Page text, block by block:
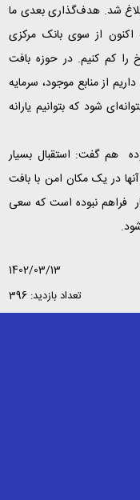
و ابلاغ شد. هدف‌گذاری بعدی ما
از سوی بانک مرکزی
را کم کنیم. در حوزه بافت
از منابع موجود، سرمایه
شود که بتوانیم یارانه
هم گفت: استقبال بسیار
در یک مکان امن با بافت
فراهم نبوده است که سعی
1402/03/13
تعداد بازدید: 396